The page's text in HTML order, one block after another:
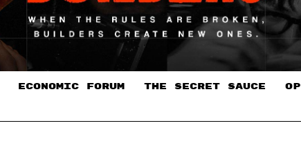
ECONOMIC FORUM THE SECRET SAUCE​